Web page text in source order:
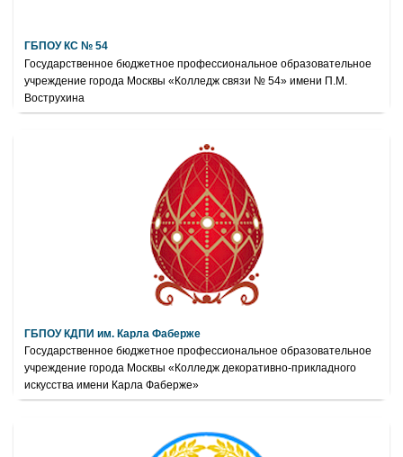
ГБПОУ КС № 54
Государственное бюджетное профессиональное образовательное
учреждение города Москвы «Колледж связи № 54» имени П.М.
Вострухина
ГБПОУ КДПИ им. Карла Фаберже
Государственное бюджетное профессиональное образовательное
учреждение города Москвы «Колледж декоративно-прикладного
искусства имени Карла Фаберже»